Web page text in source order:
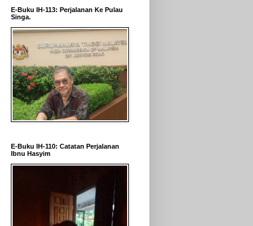
E-Buku IH-113: Perjalanan Ke Pulau
Singa.
E-Buku IH-110: Catatan Perjalanan
Ibnu Hasyim